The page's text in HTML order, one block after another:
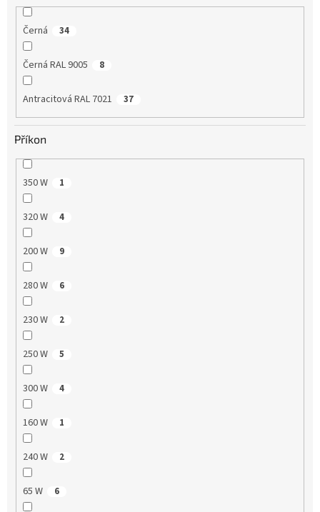
Černá 34
Černá RAL 9005 8
Antracitová RAL 7021 37
Příkon
350 W 1
320 W 4
200 W 9
280 W 6
230 W 2
250 W 5
300 W 4
160 W 1
240 W 2
65 W 6